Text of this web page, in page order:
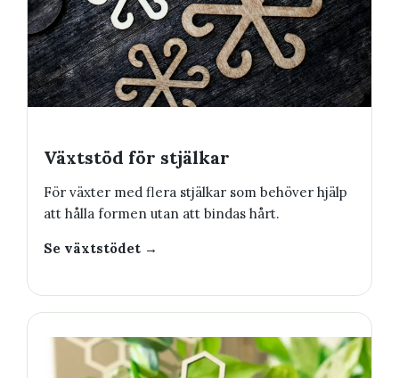
Växtstöd för stjälkar
För växter med flera stjälkar som behöver hjälp
att hålla formen utan att bindas hårt.
Se växtstödet →